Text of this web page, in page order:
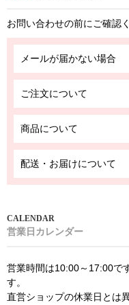
お問い合わせの前にご確認
メールが届かない場合
ご注文について
商品について
配送・お届けについて
営業日カレンダー
営業時間は10:00～17:00です
す。
直営ショップの休業日とは